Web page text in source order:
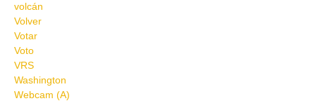
volcán
Volver
Votar
Voto
VRS
Washington
Webcam (A)